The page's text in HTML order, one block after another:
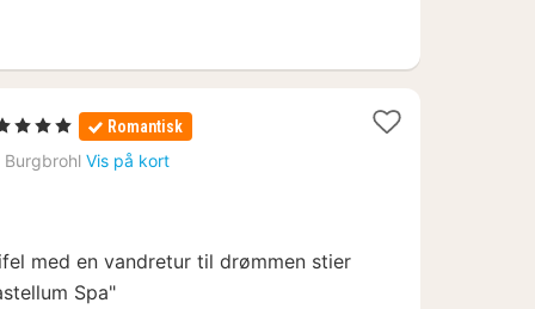
nat
fra
Stjerner Romantisk
Burgbrohl Vis på kort
med en vandretur til drømmen stier
Spa"